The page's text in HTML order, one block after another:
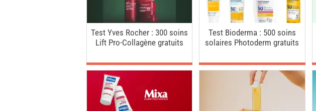
Test Yves Rocher : 300 soins
Lift Pro-Collagène gratuits
Test Bioderma : 500 soins
solaires Photoderm gratuits